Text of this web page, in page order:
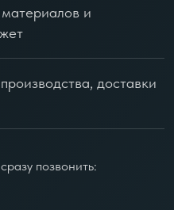
и
доставки
позвонить: